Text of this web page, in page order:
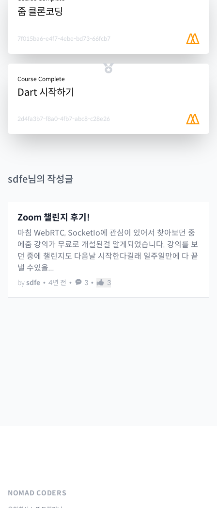
줌 클론코딩
7f015ba6-e4f7-4ebe-bd73-66fcb7
Course Complete
Dart 시작하기
2d4fa3b7-f8a0-4fb7-abc8-c28e26
sdfe님의 작성글
Zoom 챌린지 후기!
마침 WebRTC, SocketIo에 관심이 있어서 찾아보던 중
에줌 강의가 무료로 개설된걸 알게되었습니다. 강의를 보
던 중에 챌린지도 다음날 시작한다길래 일주일만에 다 끝
낼 수있을...
by sdfe • 4년 전 • 3 • 3
NOMAD CODERS